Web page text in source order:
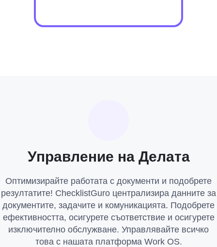
Управление на Делата
Оптимизирайте работата с документи и подобрете
резултатите! ChecklistGuro централизира данните за
документите, задачите и комуникацията. Подобрете
ефективността, осигурете съответствие и осигурете
изключително обслужване. Управлявайте всичко
това с нашата платформа Work OS.